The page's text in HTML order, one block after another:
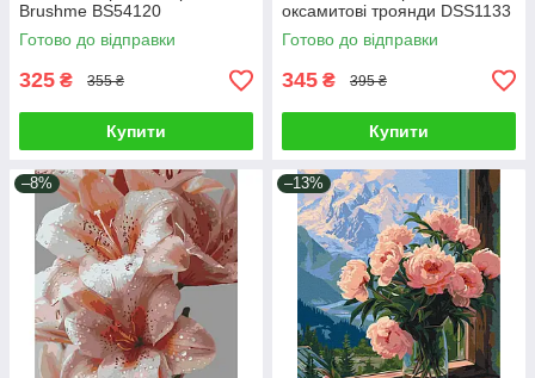
Brushme BS54120
Готово до відправки
325 ₴ 355 ₴
Купити
оксамитові троянди DSS1133
Готово до відправки
345 ₴ 395 ₴
Купити
–8% –13%